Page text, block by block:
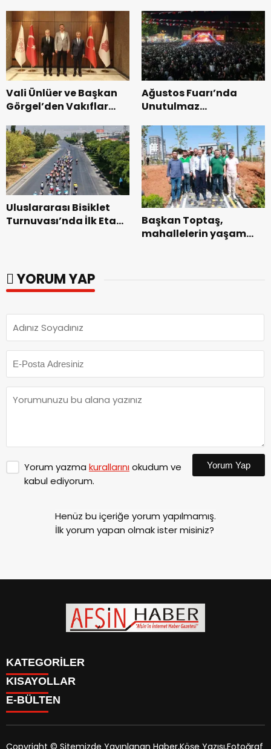
dönemin ön kayıtları
başladı.
Vali Ünlüer ve Başkan
Görgel’den Vakıflar
ziyaret.
Ağustos Fuarı’nda
Unutulmaz
Uluslararası Bisiklet
Turnuvası’nda İlk Etap
Başkan Toptaş,
mahallelerin yaşam
YORUM YAP
Yorum yazma kurallarınıokudum ve
kabul ediyorum.
Yorum Yap
Henüz bu içeriğe yorum yapılmamış.
İlk yorum yapan olmak ister misiniz?
KATEGORİLER
SİYASET
EĞİTİM
MAGAZİN
KISAYOLLAR
SİYASET
EĞİTİM
E-BÜLTEN